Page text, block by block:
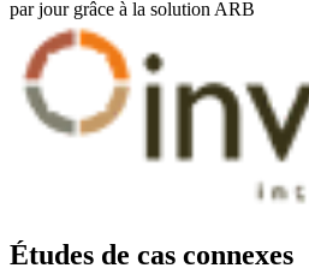
par jour grâce à la solution ARB
Études de cas connexes